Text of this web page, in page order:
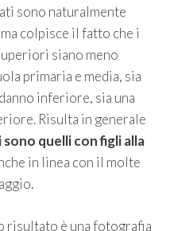
sono naturalmente
colpisce il fatto che i
siano meno
primaria e media, sia
inferiore, sia una
Risulta in generale
quelli con figli alla
in linea con il molte
risultato è una fotografia